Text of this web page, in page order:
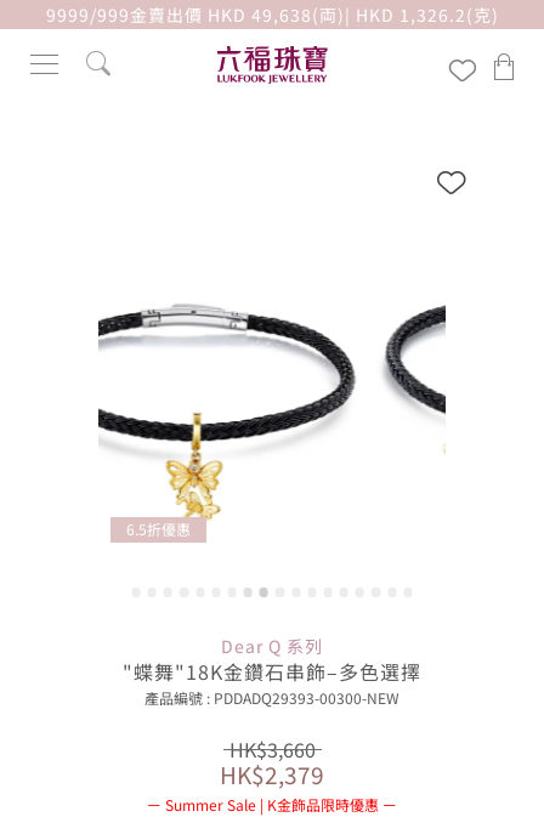
9999/999金賣出價 HKD 49,638(両)| HKD 1,326.2(克)
6.5折優惠
Dear Q 系列
"蝶舞"18K金鑽石串飾–多色選擇
產品編號 : PDDADQ29393-00300-NEW
HK$3,660
HK$2,379
Summer Sale | K金飾品限時優惠